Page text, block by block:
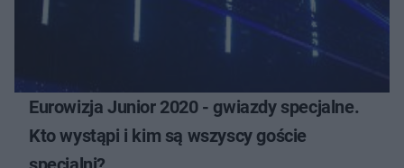
Eurowizja Junior 2020 - gwiazdy specjalne.
Kto wystąpi i kim są wszyscy goście